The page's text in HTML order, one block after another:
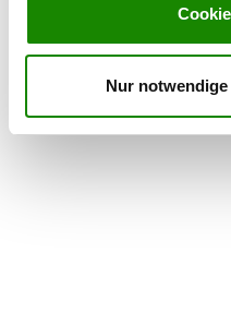
Nur
Exercise times in
Sunday